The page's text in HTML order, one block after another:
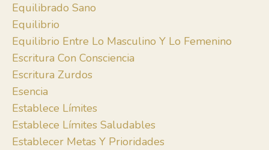
Equilibrado Sano
Equilibrio
Equilibrio Entre Lo Masculino Y Lo Femenino
Escritura Con Consciencia
Escritura Zurdos
Esencia
Establece Límites
Establece Límites Saludables
Establecer Metas Y Prioridades